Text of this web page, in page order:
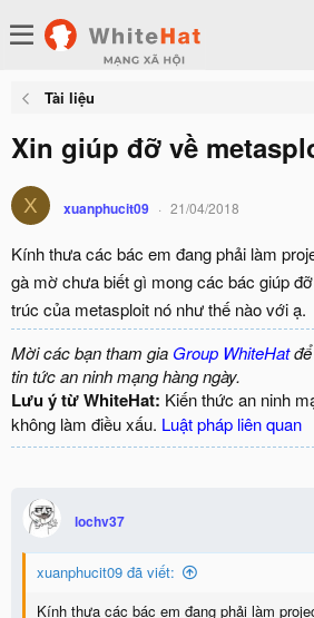
Tài liệu
Xin giúp đỡ về
X xuanphucit09 21/04/2018
Kính thưa các bác em đang phải làm
gà mờ chưa biết gì mong các bác giúp
trúc của metasploit nó như thế nào với ạ.
Mời các bạn tham gia Group WhiteHatđể
tin tức an ninh mạng hàng ngày.
Lưu ý từ WhiteHat: Kiến thức an ninh
không làm điều xấu. Luật pháp liên quan
lochv37
xuanphucit09 đã viết:
Kính thưa các bác em đang phải làm